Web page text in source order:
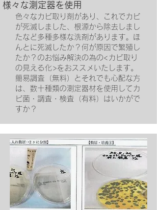
​様々な測定器を使用
​色々なカビ取り剤があり、これでカビ
が死滅しました、根源から除去しまし
たなど多種多様な洗剤があります。ほ
んとに死滅したか？何が原因で繁殖し
たか？のお悩み解決の為の<カビ取り
の見える化>をおススメいたします。
簡易調査（無料）とそれでも心配な方
は、数十種類の測定器材を使用してカ
ビ菌・調査・検査（有料）はいかがで
すか？